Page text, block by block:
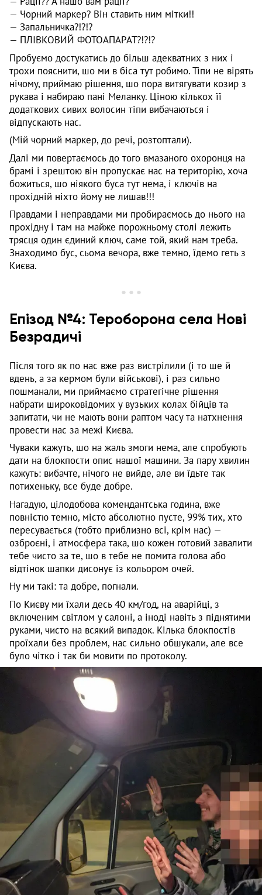
— Чорний маркер? Він ставить ним мітки!!
— Запальничка?!?!?
— ПЛІВКОВИЙ ФОТОАПАРАТ?!?!?
Пробуємо достукатись до більш адекватних з них і
трохи пояснити, шо ми в біса тут робимо. Тіпи не вірять
нічому, приймаю рішення, шо пора витягувати козир з
рукава і набираю пані Меланку. Ціною кількох її
додаткових сивих волосин тіпи вибачаються і
відпускають нас.
(Мій чорний маркер, до речі, розтоптали).
Далі ми повертаємось до того вмазаного охоронця на
брамі і зрештою він пропускає нас на територію, хоча
божиться, шо ніякого буса тут нема, і ключів на
прохідній ніхто йому не лишав!!!
Правдами і неправдами ми пробираємось до нього на
прохідну і там на майже порожньому столі лежить
трясця один єдиний ключ, саме той, який нам треба.
Знаходимо бус, сьома вечора, вже темно, їдемо геть з
Києва.
Епізод №4: Тероборона села Нові
Безрадичі
Після того як по нас вже раз вистрілили (і то ше й
вдень, а за кермом були військові), і раз сильно
пошманали, ми приймаємо стратегічне рішення
набрати широковідомих у вузьких колах бійців та
запитати, чи не мають вони раптом часу та натхнення
провести нас за межі Києва.
Чуваки кажуть, шо на жаль змоги нема, але спробують
дати на блокпости опис нашої машини. За пару хвилин
кажуть: вибачте, нічого не вийде, але ви їдьте так
потихеньку, все буде добре.
Нагадую, цілодобова комендантська година, вже
повністю темно, місто абсолютно пусте, 99% тих, хто
пересувається (тобто приблизно всі, крім нас) —
озброєні, і атмосфера така, шо кожен готовий завалити
тебе чисто за те, шо в тебе не помита голова або
відтінок шапки дисонує із кольором очей.
Ну ми такі: та добре, погнали.
По Києву ми їхали десь 40 км/год, на аварійці, з
включеним світлом у салоні, а іноді навіть з піднятими
руками, чисто на всякий випадок. Кілька блокпостів
проїхали без проблем, нас сильно обшукали, але все
було чітко і так би мовити по протоколу.